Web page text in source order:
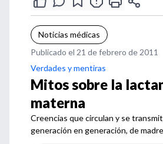
Noticias médicas
Publicado el 21 de febrero de 2011
Verdades y mentiras
Mitos sobre la
materna
Creencias que circulan y se
generación en generación, de